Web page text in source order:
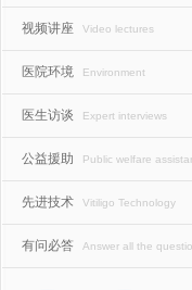
视频讲座 Video lectures
医院环境 Environment
医生访谈 Expert interviews
公益援助 Public welfare
先进技术 Vitiligo Technology
有问必答 Answer all the